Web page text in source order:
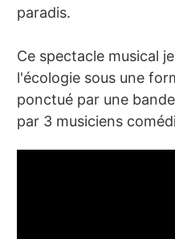
Bars
paradis.
Ce spectacle musical
l'écologie sous une
ponctué par une
par 3 musiciens